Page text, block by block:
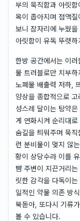
부의 묵직함과 아릿
목이 좁아지며 점액
보니 잠자리에 누웠
아릿함이 유독 뚜렷
한방 공간에서는 이
물 트러블로만 치부
노폐물 배출력 저하,
양상을 종합적으로
성스레 달이는 탕약
게 연화시켜 순리대
숨길을 틔워주며 묵
런 분비물이 멎지 않
황이 상당수라 이를
뺨 주변이 지끈거리
릿한 감각을 다독이
일적인 약물 의존 방
북돋아, 또다시 기류
볼 수 있습니다.